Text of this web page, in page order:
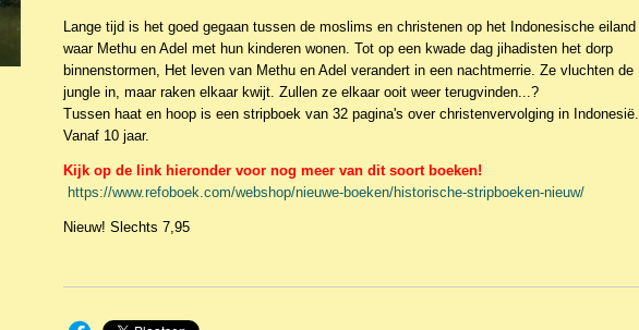
Lange tijd is het goed gegaan tussen de moslims en christenen op het Indonesische eiland
waar Methu en Adel met hun kinderen wonen. Tot op een kwade dag jihadisten het dorp
binnenstormen, Het leven van Methu en Adel verandert in een nachtmerrie. Ze vluchten de
jungle in, maar raken elkaar kwijt. Zullen ze elkaar ooit weer terugvinden...?
Tussen haat en hoop is een stripboek van 32 pagina's over christenvervolging in Indonesië.
Vanaf 10 jaar.
Kijk op de link hieronder voor nog meer van dit soort boeken!
https://www.refoboek.com/webshop/nieuwe-boeken/historische-stripboeken-nieuw/
Nieuw! Slechts 7,95